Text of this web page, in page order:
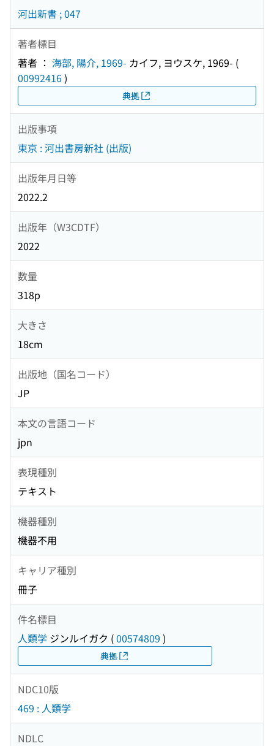
河出新書 ; 047
著者標目
著者 ： 海部, 陽介, 1969- カイフ, ヨウスケ, 1969- (
00992416)
典拠
出版事項
東京 : 河出書房新社 (出版)
出版年月日等
2022.2
出版年（W3CDTF）
2022
数量
318p
大きさ
18cm
出版地（国名コード）
JP
本文の言語コード
jpn
表現種別
テキスト
機器種別
機器不用
キャリア種別
冊子
件名標目
人類学 ジンルイガク (00574809 )
典拠
NDC10版
469 : 人類学
NDLC